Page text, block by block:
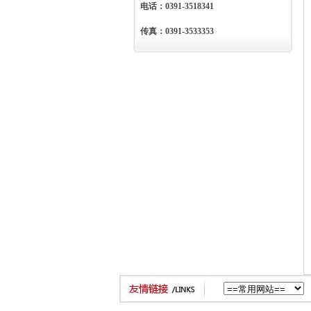
电话：0391-3518341
传真：0391-3533353